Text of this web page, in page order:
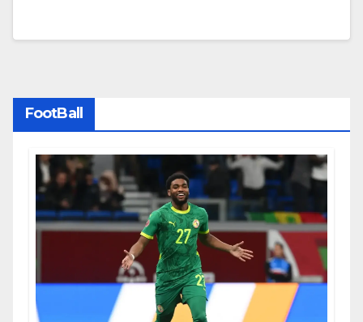
FootBall